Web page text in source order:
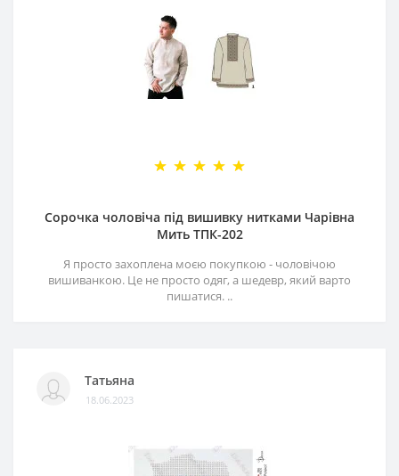
Сорочка чоловіча під вишивку нитками Чарівна
Мить ТПК-202
Я просто захоплена моєю покупкою - чоловічою
вишиванкою. Це не просто одяг, а шедевр, який варто
пишатися. ..
Татьяна
18.06.2023